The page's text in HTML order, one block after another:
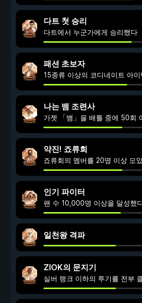
다트 첫 승리
다트에서 누군가에게 승리했다
패션 초보자
15종류 이상의 코디네이트 아
나는 뱀 조련사
가젯 「뱀」을 배틀 중에 50회
약진! 죠류회
죠류회의 멤버를 20명 이상 모
인기 파이터
팬 수 10,000명 이상을 달성했
일천왕 격파
ZIOK의 문지기
실버 랭크 이하의 투기를 전부